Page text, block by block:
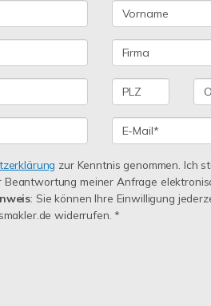
zur Kenntnis genommen. Ich
Beantwortung meiner Anfrage
: Sie können Ihre Einwilligung
widerrufen. *